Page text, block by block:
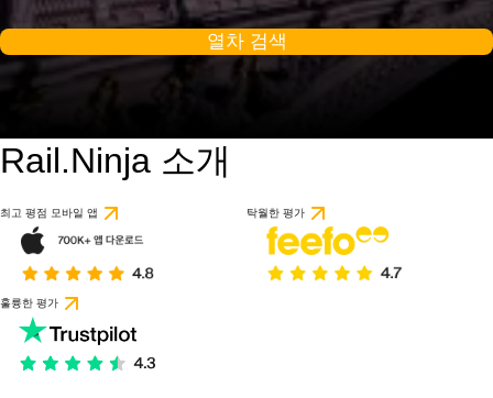
열차 검색
Rail.Ninja 소개
최고 평점 모바일 앱 탁월한 평가
훌륭한 평가
1개의 리뷰를 기반으